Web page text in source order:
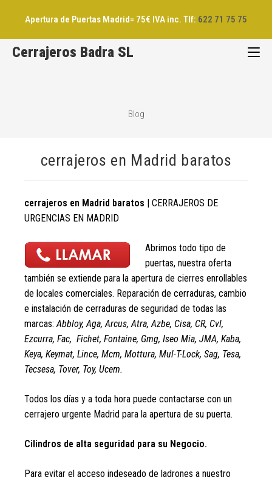
Apertura de Puertas Madrid= 75€ IVA inc. Tlf: 622 71 75 75
Cerrajeros Badra SL
Blog
cerrajeros en Madrid baratos
cerrajeros en Madrid baratos | CERRAJEROS DE
URGENCIAS EN MADRID
Abrimos todo tipo de
puertas, nuestra oferta
también se extiende para la apertura de cierres enrollables
de locales comerciales. Reparación de cerraduras, cambio
e instalación de cerraduras de seguridad de todas las
marcas:Abbloy, Aga, Arcus, Atra, Azbe, Cisa, CR, Cvl,
Ezcurra, Fac, Fichet, Fontaine, Gmg, Iseo Mia, JMA, Kaba,
Keya, Keymat, Lince, Mcm, Mottura, Mul-T-Lock, Sag, Tesa,
Tecsesa, Tover, Toy, Ucem.
Todos los días y a toda hora puede contactarse con un
cerrajero urgente Madrid para la apertura de su puerta.
Cilindros de alta seguridad para su Negocio.
Para evitar el acceso indeseado de ladrones a nuestro